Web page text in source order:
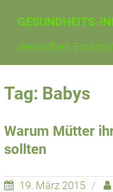
GESUNDHEITS-
Gesundheit,
Tag: Babys
Warum Mütter
sollten
19. März 2015